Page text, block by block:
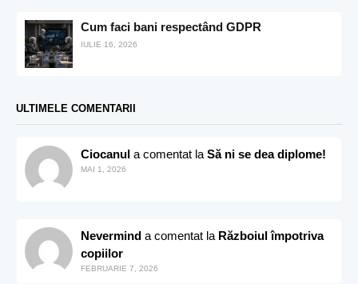
Cum faci bani respectând GDPR
IULIE 16, 2026
ULTIMELE COMENTARII
Ciocanul a comentat la Să ni se dea diplome!
MAI 1, 2026
Nevermind a comentat la Războiul împotriva
copiilor
FEBRUARIE 7, 2026